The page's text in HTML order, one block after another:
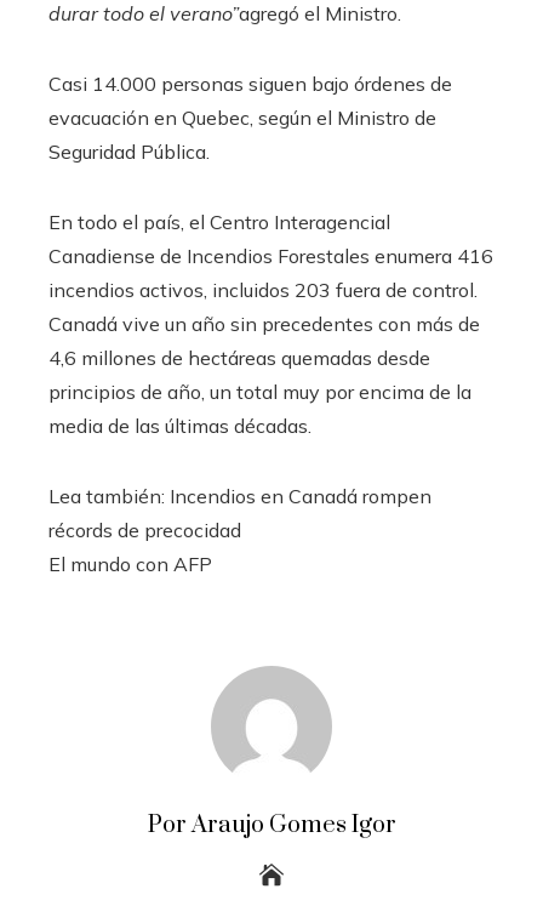
durar todo el verano”agregó el Ministro.
Casi 14.000 personas siguen bajo órdenes de
evacuación en Quebec, según el Ministro de
Seguridad Pública.
En todo el país, el Centro Interagencial
Canadiense de Incendios Forestales enumera 416
incendios activos, incluidos 203 fuera de control.
Canadá vive un año sin precedentes con más de
4,6 millones de hectáreas quemadas desde
principios de año, un total muy por encima de la
media de las últimas décadas.
Lea también: Incendios en Canadá rompen
récords de precocidad
El mundo con AFP
Por Araujo Gomes Igor